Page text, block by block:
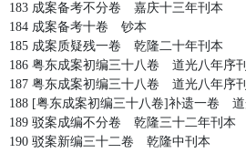
183 成案备考不分卷 嘉庆十三年刊本
184 成案备考十卷 钞本
185 成案质疑残一卷 乾隆二十年刊本
186 粤东成案初编三十八卷 道光八年序
187 粤东成案初编三十八卷 道光八年序
188 [粤东成案初编三十八卷]补遗一卷
189 驳案成编不分卷 乾隆三十二年刊本
190 驳案新编三十二卷 乾隆中刊本